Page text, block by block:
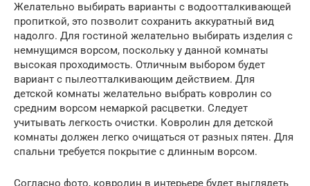
Желательно выбирать варианты с водоотталкивающей
пропиткой, это позволит сохранить аккуратный вид
надолго. Для гостиной желательно выбирать изделия с
немнущимся ворсом, поскольку у данной комнаты
высокая проходимость. Отличным выбором будет
вариант с пылеотталкивающим действием. Для
детской комнаты желательно выбрать ковролин со
средним ворсом немаркой расцветки. Следует
учитывать легкость очистки. Ковролин для детской
комнаты должен легко очищаться от разных пятен. Для
спальни требуется покрытие с длинным ворсом.
Согласно фото, ковролин в интерьере будет выглядеть